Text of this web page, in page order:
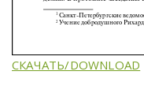
СКАЧАТЬ/DOWNLOAD